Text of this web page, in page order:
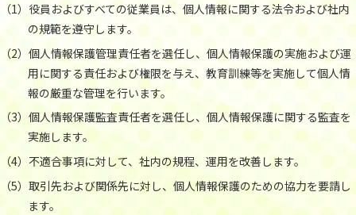
役員およびすべての従業員は、個人情報に関する法令および社内
の規範を遵守します。
個人情報保護管理責任者を選任し、個人情報保護の実施および運
用に関する責任および権限を与え、教育訓練等を実施して個人情
報の厳重な管理を行います。
個人情報保護監査責任者を選任し、個人情報保護に関する監査を
実施します。
不適合事項に対して、社内の規程、運用を改善します。
取引先および関係先に対し、個人情報保護のための協力を要請し
ます。